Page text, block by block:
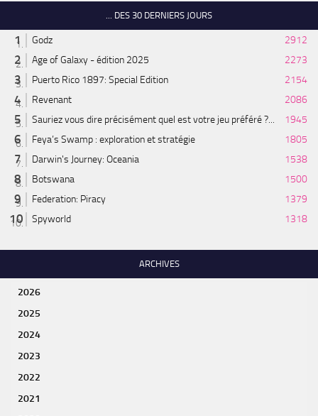
... DES 30 DERNIERS JOURS
Godz
2912
Age of Galaxy - édition 2025
2273
Puerto Rico 1897: Special Edition
2154
Revenant
2086
Sauriez vous dire précisément quel est votre jeu préféré ?...
1945
Feya’s Swamp : exploration et stratégie
1805
Darwin's Journey: Oceania
1538
Botswana
1500
Federation: Piracy
1379
Spyworld
1318
ARCHIVES
2026
2025
2024
2023
2022
2021